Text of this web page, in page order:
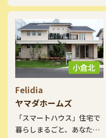
抜けに向かって伸びるアイ
アン階段が来訪者を出迎え
ます。ちょっと籠れる畳敷
のハーフ収納や1.5階の趣味
部屋、小屋裏空間を活用し
たシアタールームは多彩な
アイデア空間の使い方提案
も見どころです。他にもデ
ザイン性豊かなアイデアが
いっぱいです。是非一度ご
小倉北
Felidia
ヤマダホームズ
「スマートハウス」住宅で
暮らしまるごと、あなたの